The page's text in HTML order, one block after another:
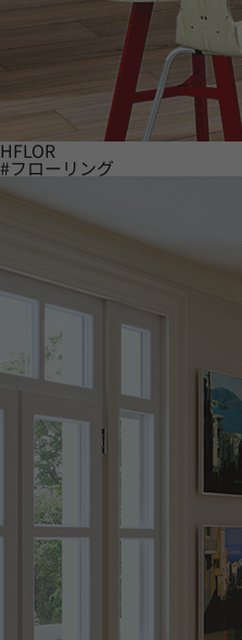
HFLOR
#フローリング